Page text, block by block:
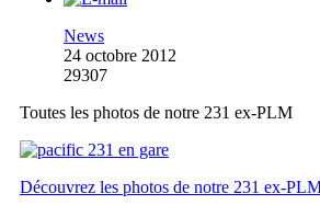
News
24 octobre 2012
29307
Toutes les photos de notre 231 ex-PLM
Découvrez les photos de notre 231 ex-